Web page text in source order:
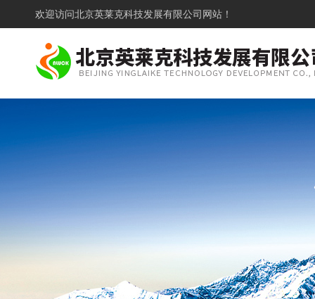
欢迎访问北京英莱克科技发展有限公司网站！